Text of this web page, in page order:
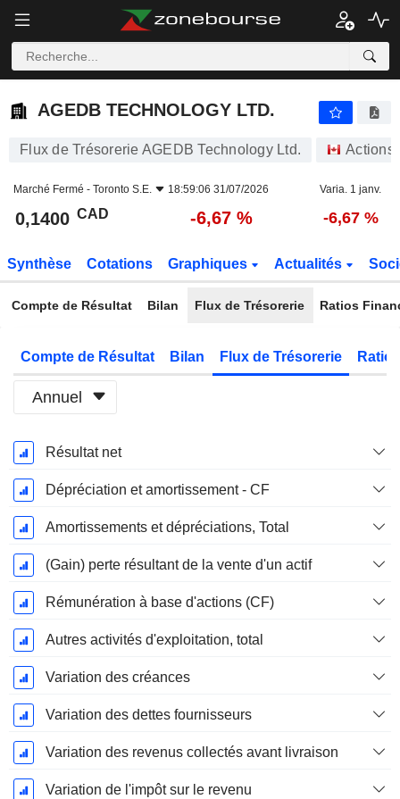
AGEDB TECHNOLOGY LTD.
AGEDB TECHNOLOGY LTD.
Flux de Trésorerie AGEDB Technology Ltd. Actions
Marché Fermé - Toronto S.E. 18:59:06 31/07/2026 Varia. 1 janv.
0,1400 CAD -6,67 % -6,67 %
Synthèse Cotations Graphiques Actualités
Compte de Résultat Bilan Flux de Trésorerie Ratios
Compte de Résultat Bilan Flux de Trésorerie
Annuel
Période
Fiscale:
Avril
Résultat net
Dépréciation et amortissement - CF
Amortissements et dépréciations, Total
(Gain) perte résultant de la vente d'un actif
Rémunération à base d'actions (CF)
Autres activités d'exploitation, total
Variation des créances
Variation des dettes fournisseurs
Variation des revenus collectés avant livraison
Variation de l'impôt sur le revenu